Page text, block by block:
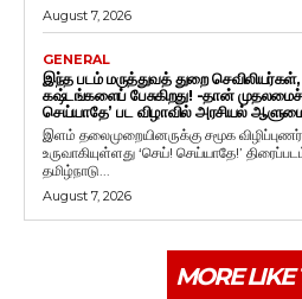
August 7, 2026
GENERAL
இந்த படம் மருத்துவத் துறை
கஷ்டங்களைப் பேசுகிறது! -தான்
செய்யாதே’ பட விழாவில் அரசியல்
இளம் தலைமுறையினருக்கு சமூக
உருவாகியுள்ளது ‘செய்! செய்யாதே!’
தமிழ்நாடு...
August 7, 2026
MORE LIKE